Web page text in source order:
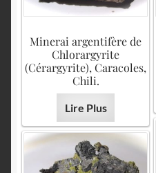
Minerai argentifère de
Chlorargyrite
(Cérargyrite), Caracoles,
Chili.
Lire Plus